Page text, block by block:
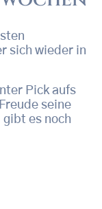
sich wieder in
Pick aufs
seine
gibt es noch